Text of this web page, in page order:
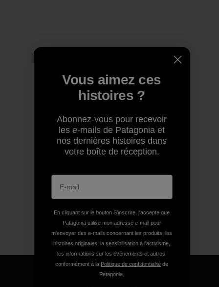
Vous aimez ces
histoires ?
Abonnez-vous pour recevoir
les e-mails de Patagonia et
nos dernières histoires dans
votre boîte de réception.
En cliquant sur le bouton S’inscrire, j'accepte que
Patagonia utilise mon adresse e-mail pour
m'envoyer des e-mails concernant les produits, les
histoires originales, la sensibilisation à l'activisme,
les informations sur les événements et autres,
conformément à la Politique de confidentialité de
Patagonia.